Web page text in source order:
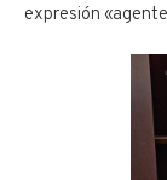
expresión